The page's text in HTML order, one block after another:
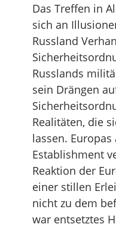
Das Treffen in
sich an
Russland
Russlands
sein Drängen
Realitäten, die
lassen.
Establishment
Reaktion der
einer stillen
nicht zu dem
war entsetztes